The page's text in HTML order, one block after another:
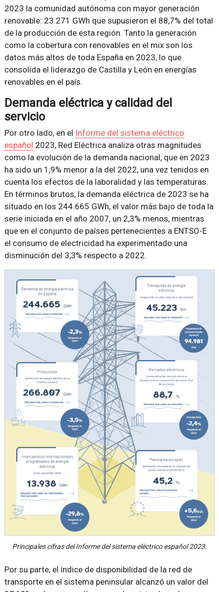
2023 la comunidad autónoma con mayor generación
renovable: 23.271 GWh que supusieron el 88,7% del total
de la producción de esta región. Tanto la generación
como la cobertura con renovables en el mix son los
datos más altos de toda España en 2023, lo que
consolida el liderazgo de Castilla y León en energías
renovables en el país.
Demanda eléctrica y calidad del
servicio
Por otro lado, en el Informe del sistema eléctrico
español 2023, Red Eléctrica analiza otras magnitudes
como la evolución de la demanda nacional, que en 2023
ha sido un 1,9% menor a la del 2022, una vez tenidos en
cuenta los efectos de la laboralidad y las temperaturas.
En términos brutos, la demanda eléctrica de 2023 se ha
situado en los 244.665 GWh, el valor más bajo de toda la
serie iniciada en el año 2007, un 2,3% menos, mientras
que en el conjunto de países pertenecientes a ENTSO-E
el consumo de electricidad ha experimentado una
disminución del 3,3% respecto a 2022.
Principales cifras del Informe del sistema eléctrico español 2023.
Por su parte, el índice de disponibilidad de la red de
transporte en el sistema peninsular alcanzó un valor del